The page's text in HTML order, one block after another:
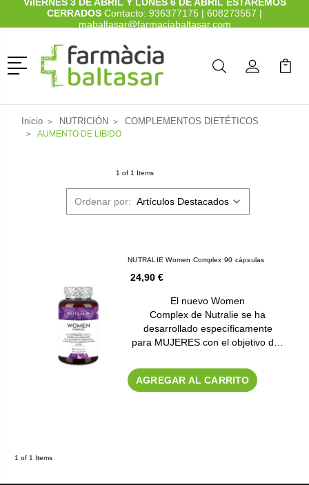
CERRADOS Contacto: 936377175 | 608273557 |
mabaltasar@farmaciabaltasar.com
Menú
BuscarMi Cuenta
Mi
Inicio NUTRICIÓN COMPLEMENTOS DIETÉTICOS
AUMENTO DE LIBIDO
1 of 1 Items
Ordenar por:
NUTRALIE Women Complex 90 cápsulas
24,90 €
El nuevo Women
Complex de Nutralie se ha
desarrollado específicamente
para MUJERES con el objetivo d…
AGREGAR AL CARRITO
1 of 1 Items